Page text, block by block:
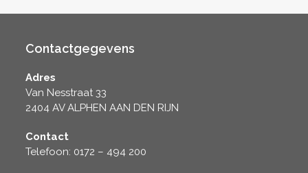
Contactgegevens
Adres
Van Nesstraat 33
2404 AV ALPHEN AAN DEN RIJN
Contact
Telefoon: 0172 – 494 200